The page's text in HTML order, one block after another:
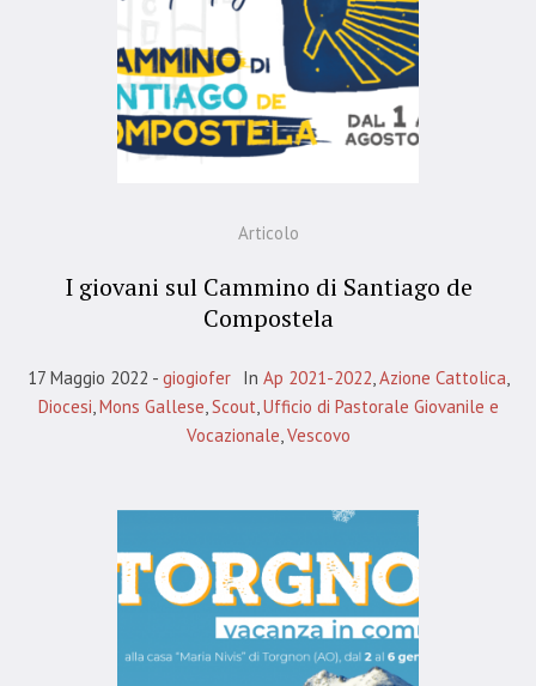
Articolo
I giovani sul Cammino di Santiago de
Compostela
17 Maggio 2022 giogiofer In Ap 2021-2022,Azione Cattolica,
Diocesi,Mons Gallese,Scout,Ufficio di Pastorale Giovanile e
Vocazionale,Vescovo